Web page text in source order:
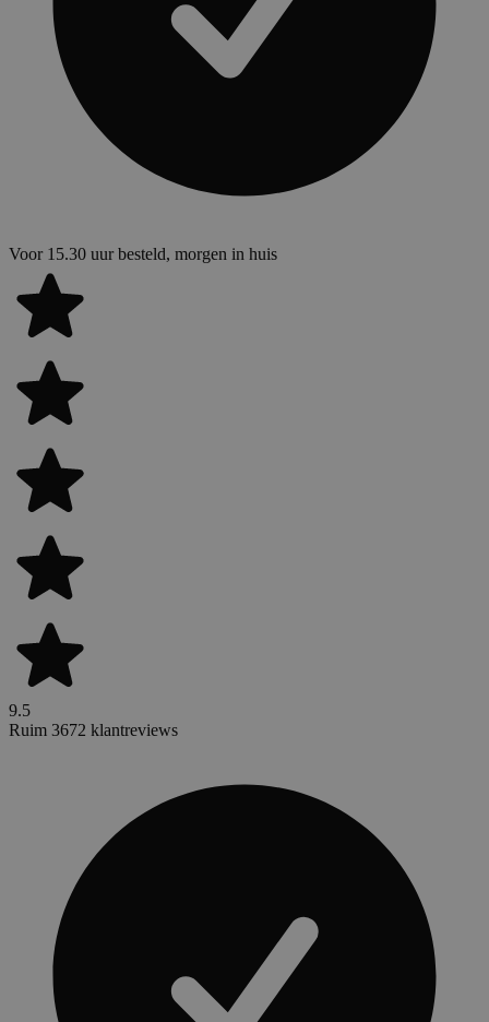
Voor 15.30 uur besteld, morgen in huis
9.5
Ruim 3672 klantreviews